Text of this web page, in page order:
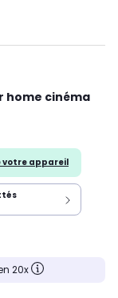
home cinéma
votre appareil
20x